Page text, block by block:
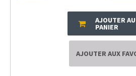
AJOUTER AU
PANIER
AJOUTER AUX